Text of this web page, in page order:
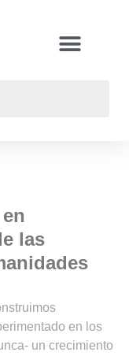
las
en los
un crecimiento